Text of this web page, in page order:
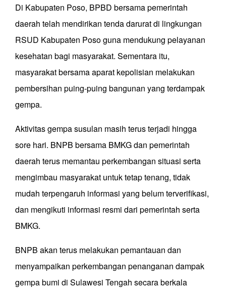
Di Kabupaten Poso, BPBD bersama pemerintah
daerah telah mendirikan tenda darurat di lingkungan
RSUD Kabupaten Poso guna mendukung pelayanan
kesehatan bagi masyarakat. Sementara itu,
masyarakat bersama aparat kepolisian melakukan
pembersihan puing-puing bangunan yang terdampak
gempa.
Aktivitas gempa susulan masih terus terjadi hingga
sore hari. BNPB bersama BMKG dan pemerintah
daerah terus memantau perkembangan situasi serta
mengimbau masyarakat untuk tetap tenang, tidak
mudah terpengaruh informasi yang belum terverifikasi,
dan mengikuti informasi resmi dari pemerintah serta
BMKG.
BNPB akan terus melakukan pemantauan dan
menyampaikan perkembangan penanganan dampak
gempa bumi di Sulawesi Tengah secara berkala